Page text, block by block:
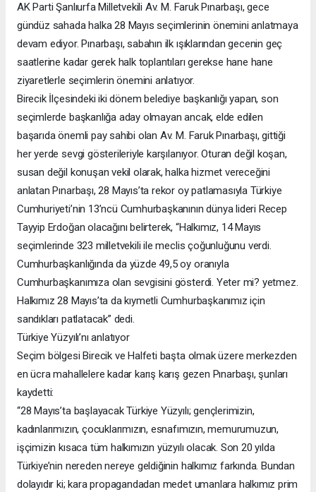
AK Parti Şanlıurfa Milletvekili Av. M. Faruk Pınarbaşı, gece
gündüz sahada halka 28 Mayıs seçimlerinin önemini anlatmaya
devam ediyor. Pınarbaşı, sabahın ilk ışıklarından gecenin geç
saatlerine kadar gerek halk toplantıları gerekse hane hane
ziyaretlerle seçimlerin önemini anlatıyor.
Birecik İlçesindeki iki dönem belediye başkanlığı yapan, son
seçimlerde başkanlığa aday olmayan ancak, elde edilen
başarıda önemli pay sahibi olan Av. M. Faruk Pınarbaşı, gittiği
her yerde sevgi gösterileriyle karşılanıyor. Oturan değil koşan,
susan değil konuşan vekil olarak, halka hizmet vereceğini
anlatan Pınarbaşı, 28 Mayıs’ta rekor oy patlamasıyla Türkiye
Cumhuriyeti’nin 13’ncü Cumhurbaşkanının dünya lideri Recep
Tayyip Erdoğan olacağını belirterek, “Halkımız, 14 Mayıs
seçimlerinde 323 milletvekili ile meclis çoğunluğunu verdi.
Cumhurbaşkanlığında da yüzde 49,5 oy oranıyla
Cumhurbaşkanımıza olan sevgisini gösterdi. Yeter mi? yetmez.
Halkımız 28 Mayıs’ta da kıymetli Cumhurbaşkanımız için
sandıkları patlatacak” dedi.
Türkiye Yüzyılı’nı anlatıyor
Seçim bölgesi Birecik ve Halfeti başta olmak üzere merkezden
en ücra mahallelere kadar karış karış gezen Pınarbaşı, şunları
kaydetti:
“28 Mayıs’ta başlayacak Türkiye Yüzyılı; gençlerimizin,
kadınlarımızın, çocuklarımızın, esnafımızın, memurumuzun,
işçimizin kısaca tüm halkımızın yüzyılı olacak. Son 20 yılda
Türkiye’nin nereden nereye geldiğinin halkımız farkında. Bundan
dolayıdır ki; kara propagandadan medet umanlara halkımız prim